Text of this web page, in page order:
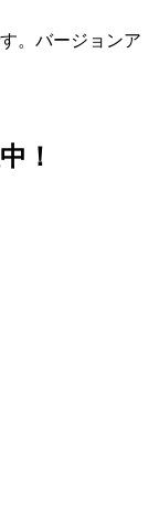
。バージョンア
！